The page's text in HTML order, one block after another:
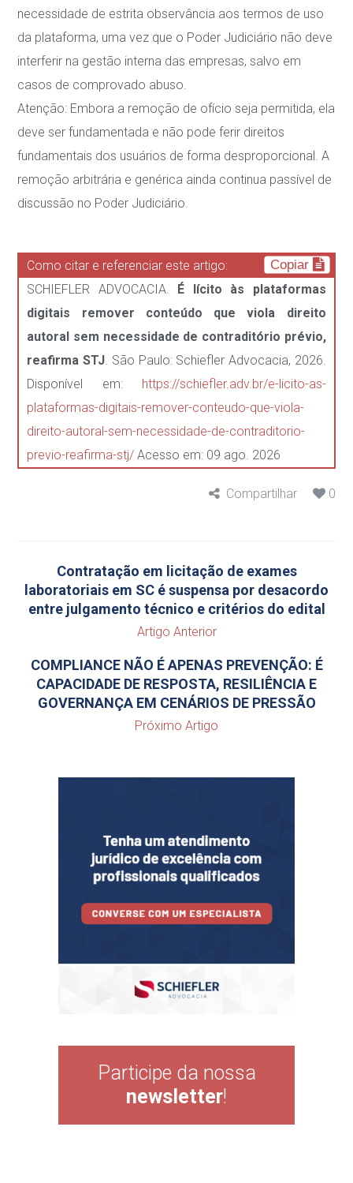
necessidade de estrita observância aos termos de uso
da plataforma, umavez que o Poder Judiciário não deve
interferir na gestão interna das empresas, salvo em
casos de comprovado abuso.
Atenção: Embora a remoção de ofício seja permitida, ela
deve ser fundamentada e não pode ferir direitos
fundamentais dos usuários de forma desproporcional. A
remoção arbitrária e genérica ainda continua passível de
discussão no Poder Judiciário.
Como citar e referenciar este artigo: Copiar
SCHIEFLER ADVOCACIA.
É lícito às plataformas
digitais remover conteúdo que viola direito
autoral sem necessidade de contraditório prévio,
reafirma STJ. São Paulo: Schiefler Advocacia, 2026.
Disponível em:
https://schiefler.adv.br/e-licito-as-
plataformas-digitais-remover-conteudo-que-viola-
direito-autoral-sem-necessidade-de-contraditorio-
previo-reafirma-stj/ Acesso em: 09 ago. 2026
Compartilhar 0
Contratação em licitação de exames
laboratoriais em SC é suspensa por desacordo
entre julgamento técnico e critérios do edital
Artigo Anterior
COMPLIANCE NÃO É APENAS PREVENÇÃO: É
CAPACIDADE DE RESPOSTA, RESILIÊNCIA E
GOVERNANÇA EM CENÁRIOS DE PRESSÃO
Próximo Artigo
Participe da nossa
newsletter!